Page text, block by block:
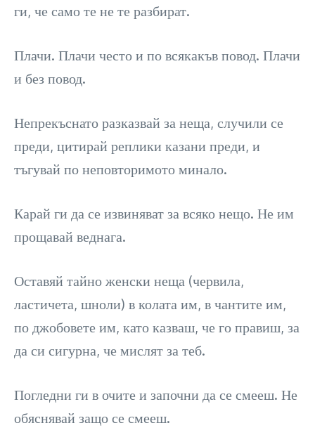
ги, че само те не те разбират.
Плачи. Плачи често и по всякакъв повод. Плачи
и без повод.
Непрекъснато разказвай за неща, случили се
преди, цитирай реплики казани преди, и
тъгувай по неповторимото минало.
Карай ги да се извиняват за всяко нещо. Не им
прощавай веднага.
Оставяй тайно женски неща (червила,
ластичета, шноли) в колата им, в чантите им,
по джобовете им, като казваш, че го правиш, за
да си сигурна, че мислят за теб.
Погледни ги в очите и започни да се смееш. Не
обяснявай защо се смееш.